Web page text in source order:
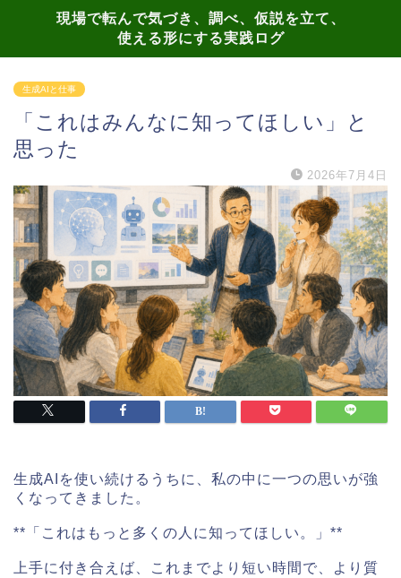
現場で転んで気づき、調べ、仮説を立て、
使える形にする実践ログ
生成AIと仕事
「これはみんなに知ってほしい」と
思った
2026年7月4日
生成AIを使い続けるうちに、私の中に一つの思いが強
くなってきました。
**「これはもっと多くの人に知ってほしい。」**
上手に付き合えば、これまでより短い時間で、より質